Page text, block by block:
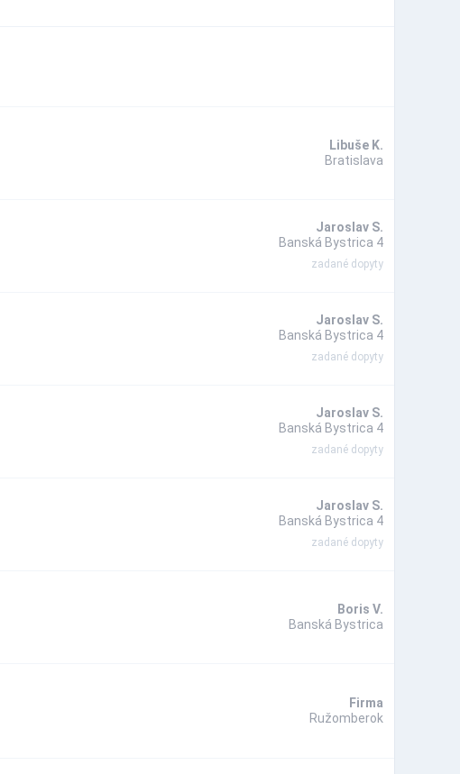
Libuše K.
Bratislava
Jaroslav S.
Banská Bystrica 4
zadané dopyty
Jaroslav S.
Banská Bystrica 4
zadané dopyty
Jaroslav S.
Banská Bystrica 4
zadané dopyty
Jaroslav S.
Banská Bystrica 4
zadané dopyty
Boris V.
Banská Bystrica
Firma
Ružomberok